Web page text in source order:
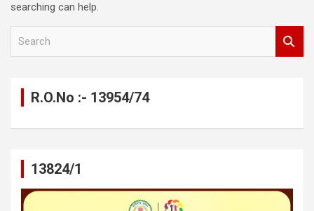
searching can help.
R.O.No :- 13954/74
13824/1